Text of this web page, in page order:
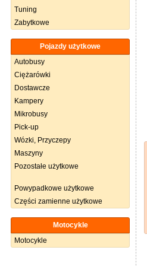
Tuning
Zabytkowe
Pojazdy użytkowe
Autobusy
Ciężarówki
Dostawcze
Kampery
Mikrobusy
Pick-up
Wózki, Przyczepy
Maszyny
Pozostałe użytkowe
Powypadkowe użytkowe
Części zamienne użytkowe
Motocykle
Motocykle